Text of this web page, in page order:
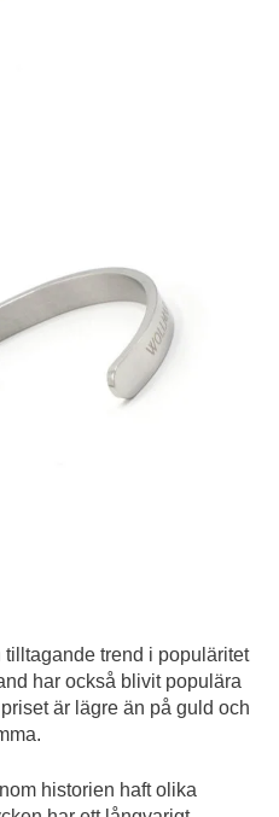
tilltagande trend i populäritet
har också blivit populära
är lägre än på guld och
historien haft olika